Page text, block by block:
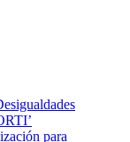
para